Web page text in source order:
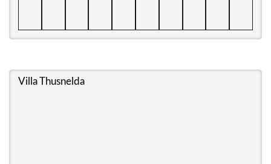
Villa Thusnelda